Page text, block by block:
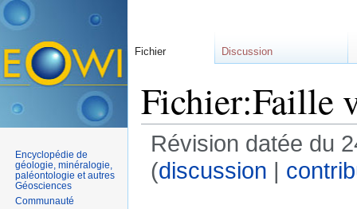
Fichier:Faille
Révision datée du
(discussion |
Fichier Discussion
Encyclopédie de
géologie, minéralogie,
paléontologie et autres
Géosciences
Communauté